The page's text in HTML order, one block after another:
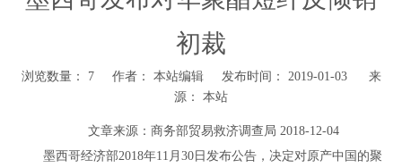
初裁
浏览数量： 7作者： 本站编辑 发布时间： 2019-01-03 来
源： 本站
["wechat","weibo","qzone","douban","email"]
文章来源： 商务部贸易救济调查局 2018-12-04
墨西哥经济部2018年11月30日发布公告 ，决定对原产中国的聚